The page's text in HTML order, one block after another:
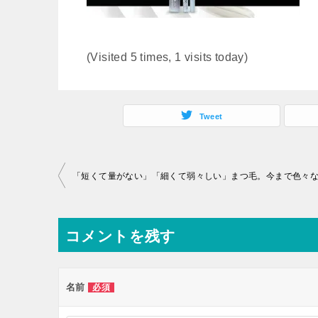
(Visited 5 times, 1 visits today)
Tweet
投
ナ
ビ
ー
コメントを残す
名前 必須